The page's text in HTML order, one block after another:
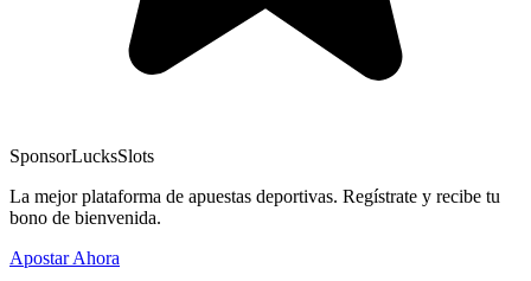
SponsorLucksSlots
La mejor plataforma de apuestas deportivas. Regístrate y recibe tu
bono de bienvenida.
Apostar Ahora